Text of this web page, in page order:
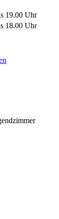
19.00 Uhr
18.00 Uhr